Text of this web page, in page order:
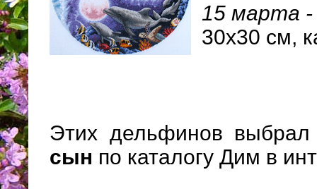
15 марта -
30х30 см,
Этих дельфинов
сын по каталогу Дим в